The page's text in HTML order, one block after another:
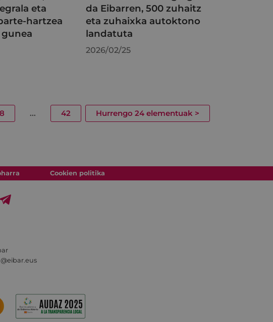
eta
hartzea
da Eibarren, 500 zuhaitz
eta zuhaixka autoktono
landatuta
2026/02/25
8 ... 42 Hurrengo 24 elementuak >
Cookien politika